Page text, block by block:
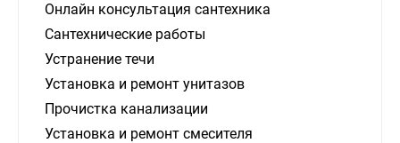
Онлайн консультация сантехника
Сантехнические работы
Устранение течи
Установка и ремонт унитазов
Прочистка канализации
Установка и ремонт смесителя